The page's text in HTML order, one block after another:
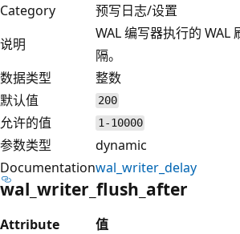
Category
预写日志/设置
说明
WAL 编写器执行的 WAL
隔。
数据类型
整数
默认值
200
允许的值 1-10000
参数类型
dynamic
Documentationwal_writer_delay
wal_writer_flush_after
Attribute
值